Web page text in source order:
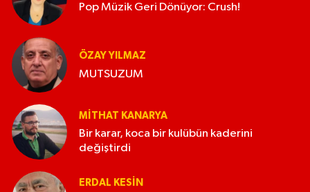
Pop Müzik Geri Dönüyor: Crush!
ÖZAY YILMAZ
MUTSUZUM
MITHAT KANARYA
Bir karar, koca bir kulübün kaderini
değiştirdi
ERDAL KESİN